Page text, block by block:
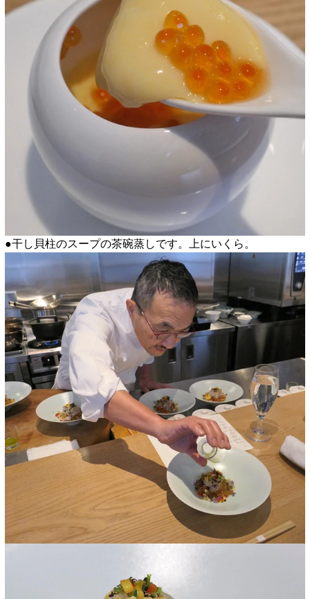
●干し貝柱のスープの茶碗蒸しです。上にいくら。